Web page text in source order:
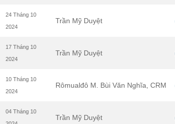
24 Tháng 10
2024
Trần Mỹ Duyệt
17 Tháng 10
2024
Trần Mỹ Duyệt
10 Tháng 10
2024
Rômualđô M. Bùi Văn Nghĩa, CRM
04 Tháng 10
Trần Mỹ Duyệt